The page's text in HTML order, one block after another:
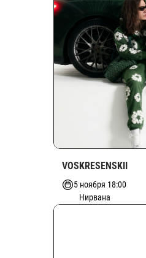
VOSKRESENSKII
5 ноября 18:00
Нирвана